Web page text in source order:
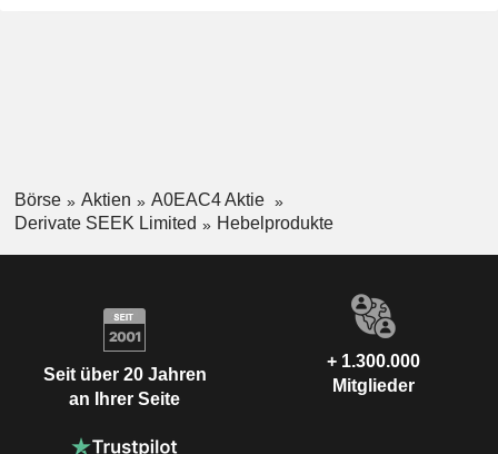
Börse Aktien
A0EAC4 Aktie
Derivate SEEK Limited
Hebelprodukte
Seit über 20 Jahren
an Ihrer Seite
+ 1.300.000
Mitglieder